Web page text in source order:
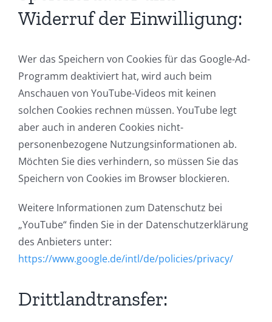
Widerruf der Einwilligung:
Wer das Speichern von Cookies für das Google-Ad-
Programm deaktiviert hat, wird auch beim
Anschauen von YouTube-Videos mit keinen
solchen Cookies rechnen müssen. YouTube legt
aber auch in anderen Cookies nicht-
personenbezogene Nutzungsinformationen ab.
Möchten Sie dies verhindern, so müssen Sie das
Speichern von Cookies im Browser blockieren.
Weitere Informationen zum Datenschutz bei
„YouTube“ finden Sie in der Datenschutzerklärung
des Anbieters unter:
https://www.google.de/intl/de/policies/privacy/
Drittlandtransfer: